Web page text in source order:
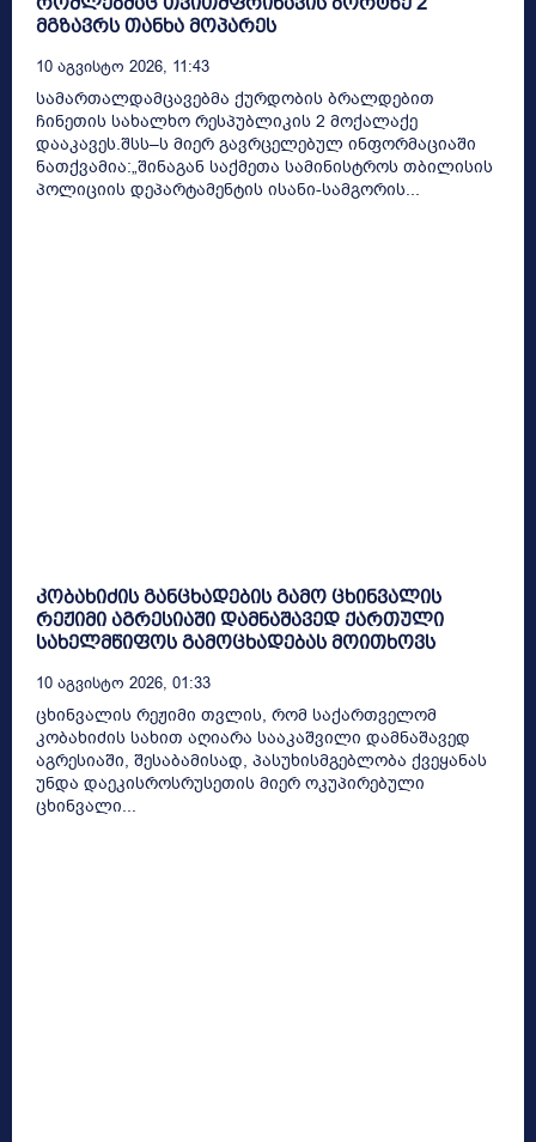
მგზავრს თანხა მოპარეს
10 Აგვისტო 2026, 11:43
სამართალდამცავებმა ქურდობის ბრალდებით
ჩინეთის სახალხო რესპუბლიკის 2 მოქალაქე
დააკავეს.შსს–ს მიერ გავრცელებულ ინფორმაციაში
ნათქვამია:„შინაგან საქმეთა სამინისტროს თბილისის
პოლიციის დეპარტამენტის ისანი-სამგორის...
კობახიძის განცხადების გამო ცხინვალის
რეჟიმი აგრესიაში დამნაშავედ ქართული
სახელმწიფოს გამოცხადებას მოითხოვს
10 Აგვისტო 2026, 01:33
ცხინვალის რეჟიმი თვლის, რომ საქართველომ
კობახიძის სახით აღიარა სააკაშვილი დამნაშავედ
აგრესიაში, შესაბამისად, პასუხისმგებლობა ქვეყანას
უნდა დაეკისროსრუსეთის მიერ ოკუპირებული
ცხინვალი...